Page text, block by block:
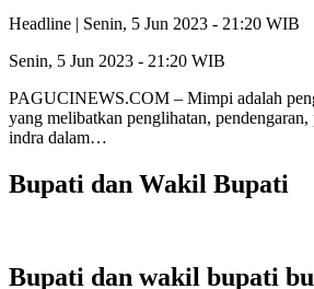
Headline | Senin, 5 Jun 2023 - 21:20 WIB
Senin, 5 Jun 2023 - 21:20 WIB
PAGUCINEWS.COM – Mimpi adalah
yang melibatkan penglihatan, pendengaran,
indra dalam…
Bupati dan Wakil Bupati
Bupati dan wakil bupati bu